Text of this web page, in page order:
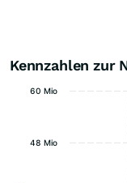
Kennzahlen zur
48 Mio
60 Mio